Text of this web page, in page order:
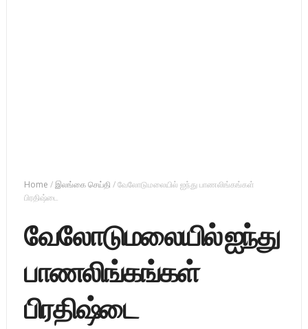
Home /இலங்கை செய்தி /வேலோடுமலையில் ஐந்து பாணலிங்கங்கள்
பிரதிஷ்டை
வேலோடுமலையில் ஐந்து
பாணலிங்கங்கள்
பிரதிஷ்டை